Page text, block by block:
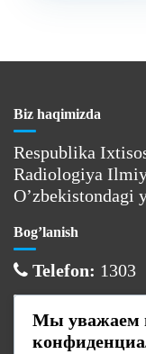
Biz haqimizda
Respublika
Radiologiya
O’zbekistondagi
Bog’lanish
Telefon: 1303
Email:
Manzil:
Мы уважаем